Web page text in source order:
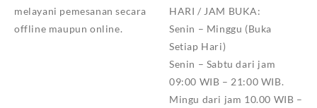
melayani pemesanan secara
offline maupun online.
HARI / JAM BUKA:
Senin – Minggu (Buka
Setiap Hari)
Senin – Sabtu dari jam
09:00 WIB – 21:00 WIB.
Mingu dari jam 10.00 WIB –